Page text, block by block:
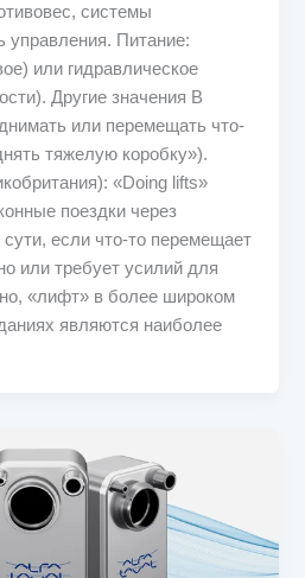
системы
управления. Питание:
или гидравлическое
Другие значения В
или перемещать что-
тяжелую коробку»).
«Doing lifts»
поездки через
если что-то перемещает
или требует усилий для
«лифт» в более широком
являются наиболее